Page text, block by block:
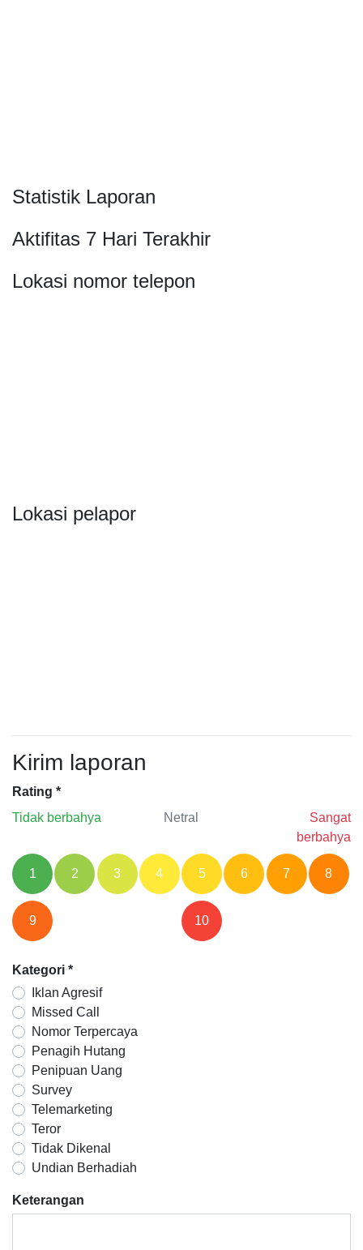
Statistik Laporan
Aktifitas 7 Hari Terakhir
Lokasi nomor telepon
Lokasi pelapor
Kirim laporan
Rating *
Tidak berbahya
Netral
Sangat
berbahya
1 2 3 4 5 6 7 8
9 10
Kategori *
Iklan Agresif
Missed Call
Nomor Terpercaya
Penagih Hutang
Penipuan Uang
Survey
Telemarketing
Teror
Tidak Dikenal
Undian Berhadiah
Keterangan